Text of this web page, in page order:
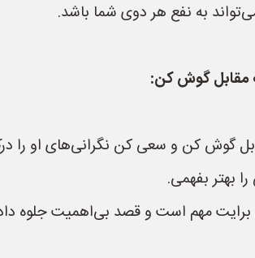
به نفع هر دوی شما باشد.
مقابل گوش کن:
گوش کن و سعی کن نگرانی‌های او را
بهتر بفهمی.
برایت مهم است و قصد بی‌اهمیت جلوه